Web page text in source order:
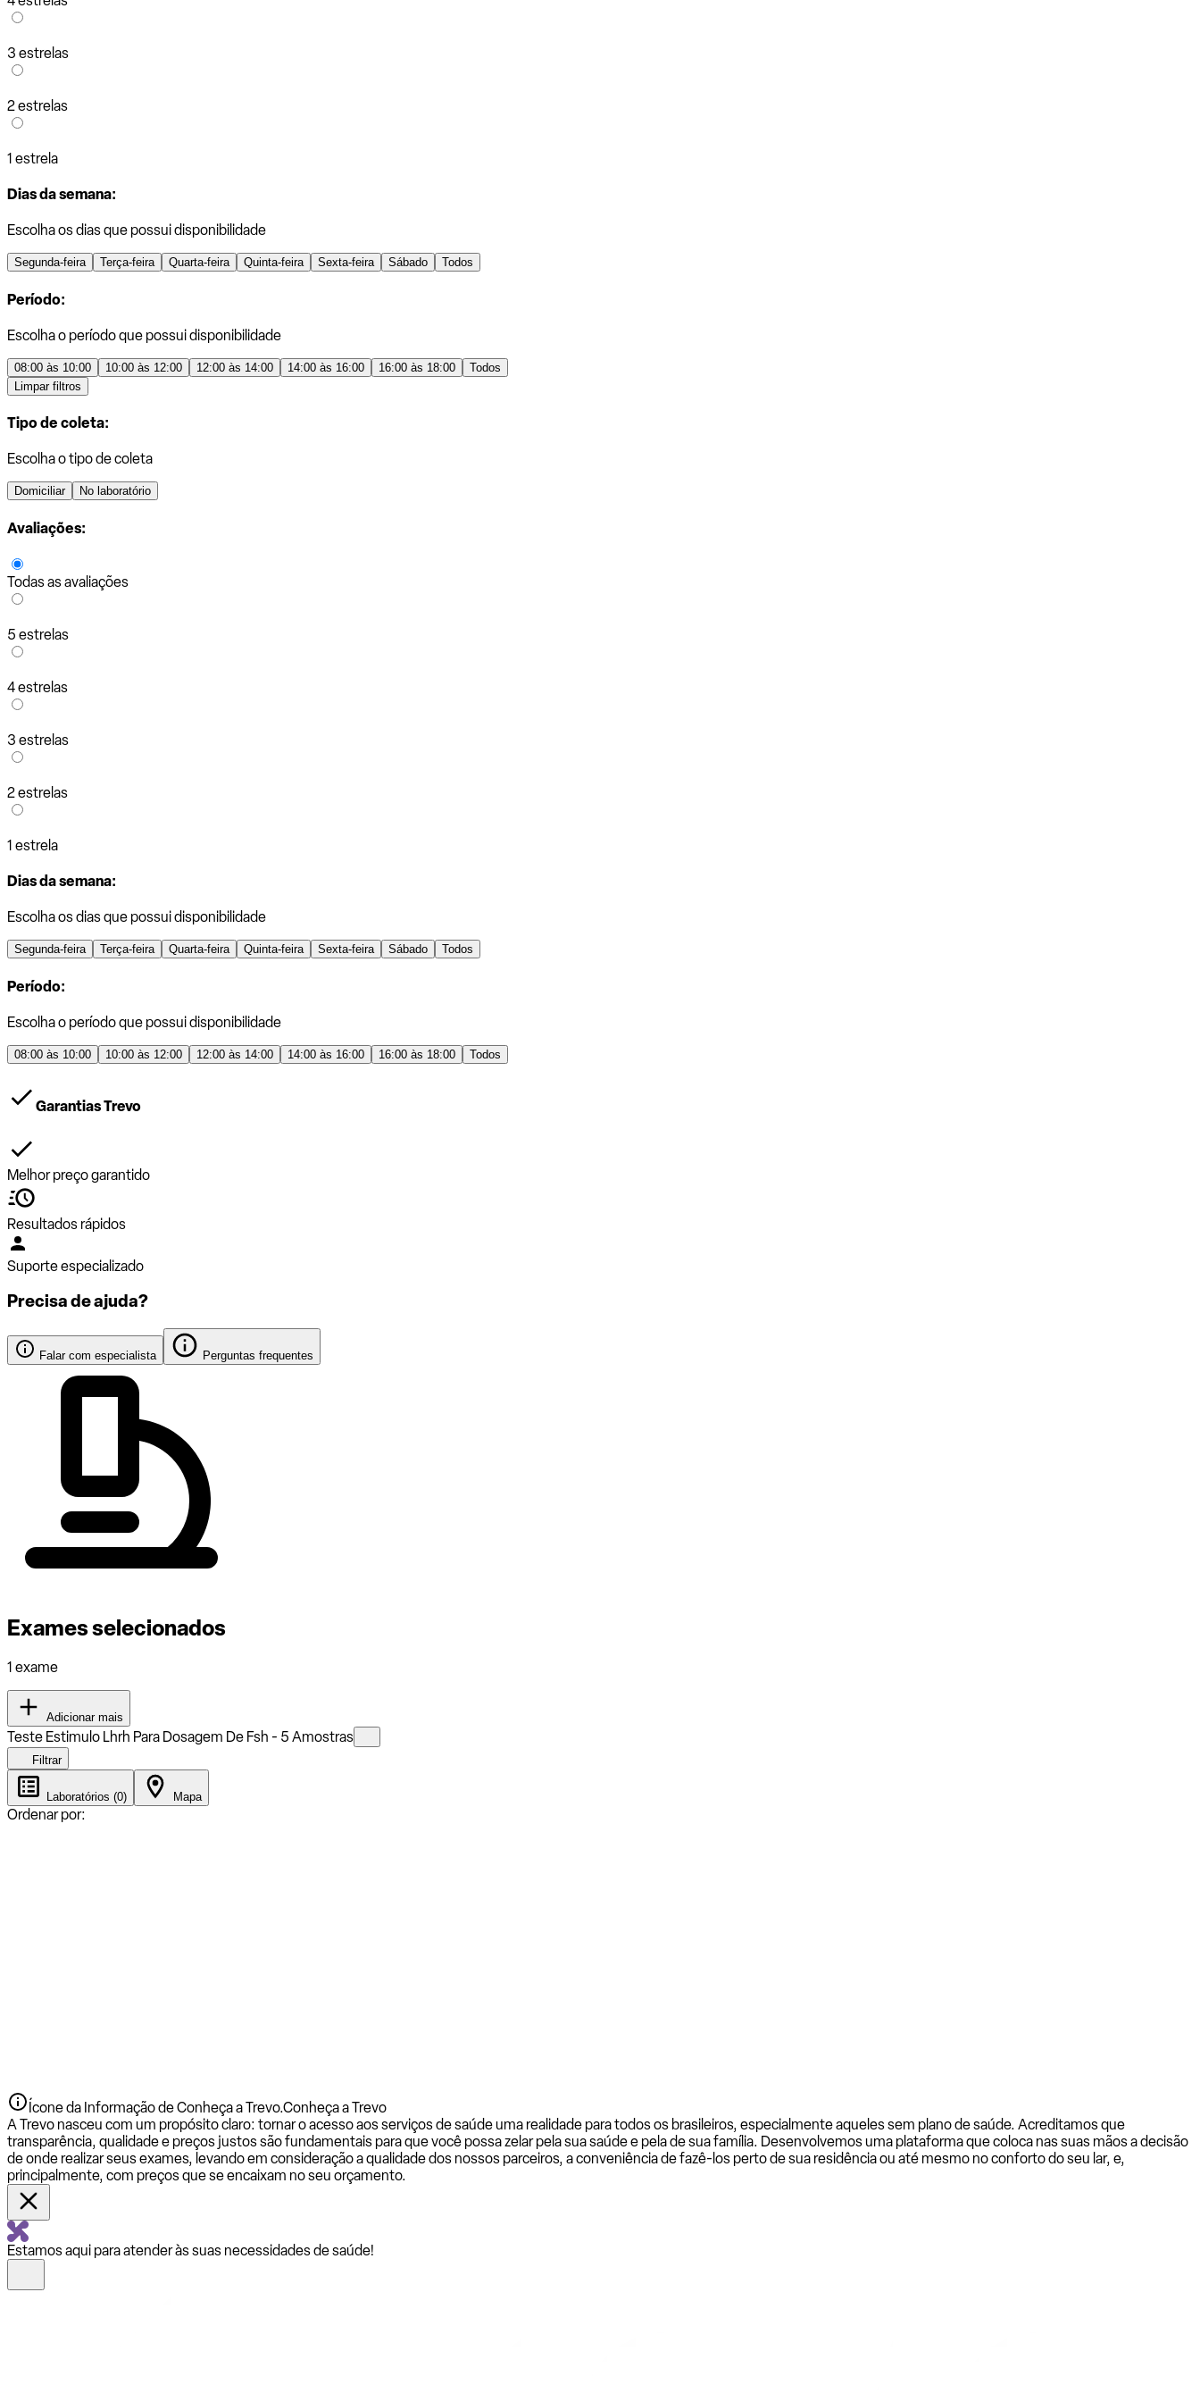
3 estrelas
2 estrelas
1 estrela
Dias da semana:
Escolha os dias que possui disponibilidade
Segunda-feira Terça-feira Quarta-feira Quinta-feira Sexta-feira Sábado Todos
Período:
Escolha o período que possui disponibilidade
08:00 às 10:00 10:00 às 12:00 12:00 às 14:00 14:00 às 16:00 16:00 às 18:00
Todos
Limpar filtros
Tipo de coleta:
Escolha o tipo de coleta
Domiciliar No laboratório
Avaliações:
Todas as avaliações
5 estrelas
4 estrelas
3 estrelas
2 estrelas
1 estrela
Dias da semana:
Escolha os dias que possui disponibilidade
Segunda-feira Terça-feira Quarta-feira Quinta-feira Sexta-feira Sábado Todos
Período:
Escolha o período que possui disponibilidade
08:00 às 10:00 10:00 às 12:00 12:00 às 14:00 14:00 às 16:00 16:00 às 18:00 Todos
Garantias Trevo
Melhor preço garantido
Resultados rápidos
Suporte especializado
Precisa de ajuda?
Falar com especialista Perguntas frequentes
Exames selecionados
1 exame
Adicionar mais
Teste Estimulo Lhrh Para Dosagem De Fsh - 5 Amostras
Filtrar
Laboratórios (0) Mapa
Ordenar por:
Ícone da Informação de Conheça a Trevo.Conheça a Trevo
A Trevo nasceu com um propósito claro: tornar o acesso aos serviços de saúde uma realidade para todos os brasileiros, especialmente aqueles sem plano de saúde. Acreditamos que
transparência, qualidade e preços justos são fundamentais para que você possa zelar pela sua saúde e pela de sua família. Desenvolvemos uma plataforma que coloca nas suas mãos a decisão
de onde realizar seus exames, levando em consideração a qualidade dos nossos parceiros, a conveniência de fazê-los perto de sua residência ou até mesmo no conforto do seu lar, e,
principalmente, com preços que se encaixam no seu orçamento.
Estamos aqui para atender às suas necessidades de saúde!